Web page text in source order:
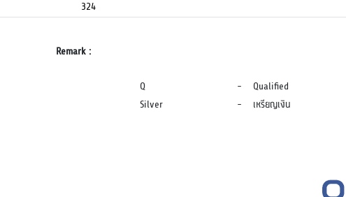
324
Remark :
Q - Qualified
Silver
- เหรียญเงิน